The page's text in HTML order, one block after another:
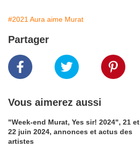
#2021 Aura aime Murat
Partager
Vous aimerez aussi
"Week-end Murat, Yes sir! 2024", 21 et
22 juin 2024, annonces et actus des
artistes